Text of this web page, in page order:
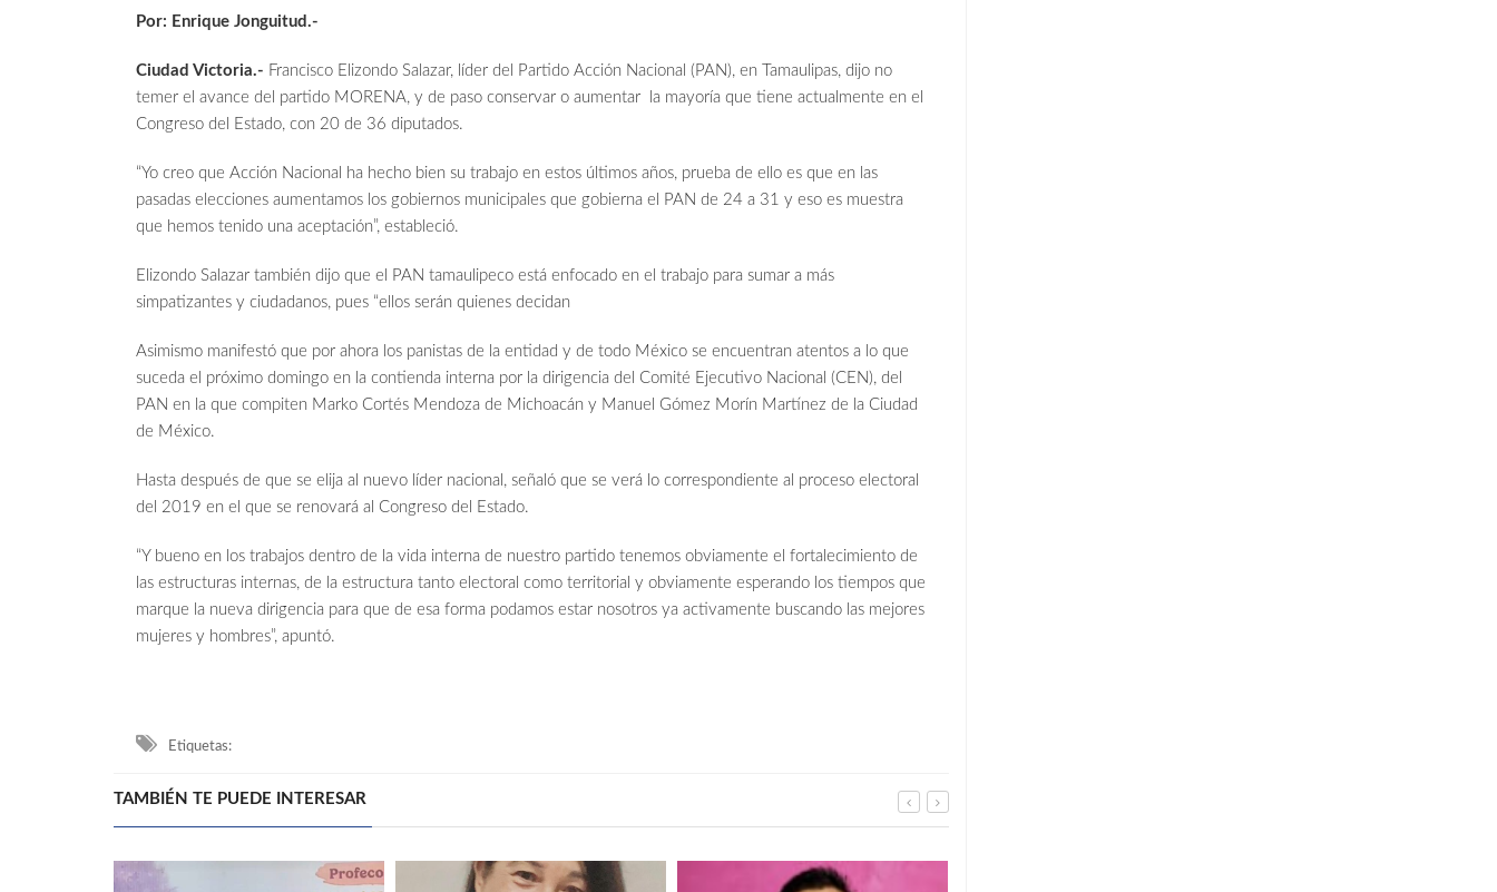
Por: Enrique Jonguitud.-
Ciudad Victoria.- Francisco Elizondo Salazar, líder del Partido Acción Nacional (PAN), en Tamaulipas, dijo no
temer el avance del partido MORENA, y de paso conservar o aumentar la mayoría que tiene actualmente en el
Congreso del Estado, con 20 de 36 diputados.
“Yo creo que Acción Nacional ha hecho bien su trabajo en estos últimos años, prueba de ello es que en las
pasadas elecciones aumentamos los gobiernos municipales que gobierna el PAN de 24 a 31 y eso es muestra
que hemos tenido una aceptación”, estableció.
Elizondo Salazar también dijo que el PAN tamaulipeco está enfocado en el trabajo para sumar a más
simpatizantes y ciudadanos, pues “ellos serán quienes decidan
Asimismo manifestó que por ahora los panistas de la entidad y de todo México se encuentran atentos a lo que
suceda el próximo domingo en la contienda interna por la dirigencia del Comité Ejecutivo Nacional (CEN), del
PAN en la que compiten Marko Cortés Mendoza de Michoacán y Manuel Gómez Morín Martínez de la Ciudad
de México.
Hasta después de que se elija al nuevo líder nacional, señaló que se verá lo correspondiente al proceso electoral
del 2019 en el que se renovará al Congreso del Estado.
“Y bueno en los trabajos dentro de la vida interna de nuestro partido tenemos obviamente el fortalecimiento de
las estructuras internas, de la estructura tanto electoral como territorial y obviamente esperando los tiempos que
marque la nueva dirigencia para que de esa forma podamos estar nosotros ya activamente buscando las mejores
mujeres y hombres”, apuntó.
Etiquetas:
TAMBIÉN TE PUEDE INTERESAR